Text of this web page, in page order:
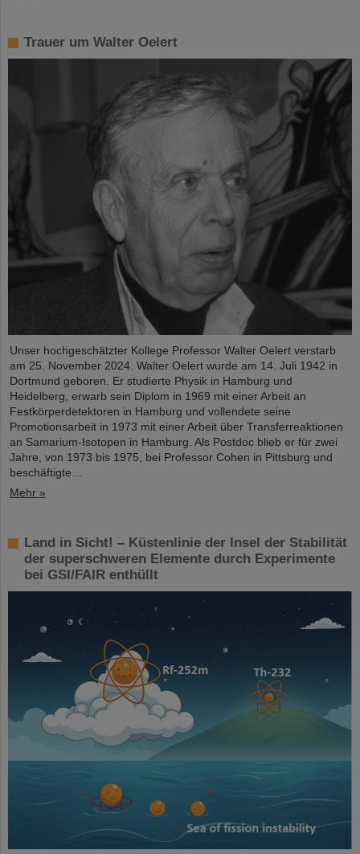
Trauer um Walter Oelert
Unser hochgeschätzter Kollege Professor Walter Oelert verstarb
am 25. November 2024. Walter Oelert wurde am 14. Juli 1942 in
Dortmund geboren. Er studierte Physik in Hamburg und
Heidelberg, erwarb sein Diplom in 1969 mit einer Arbeit an
Festkörperdetektoren in Hamburg und vollendete seine
Promotionsarbeit in 1973 mit einer Arbeit über Transferreaktionen
an Samarium-Isotopen in Hamburg. Als Postdoc blieb er für zwei
Jahre, von 1973 bis 1975, bei Professor Cohen in Pittsburg und
beschäftigte…
Mehr »
Land in Sicht! – Küstenlinie der Insel der Stabilität
der superschweren Elemente durch Experimente
bei GSI/FAIR enthüllt